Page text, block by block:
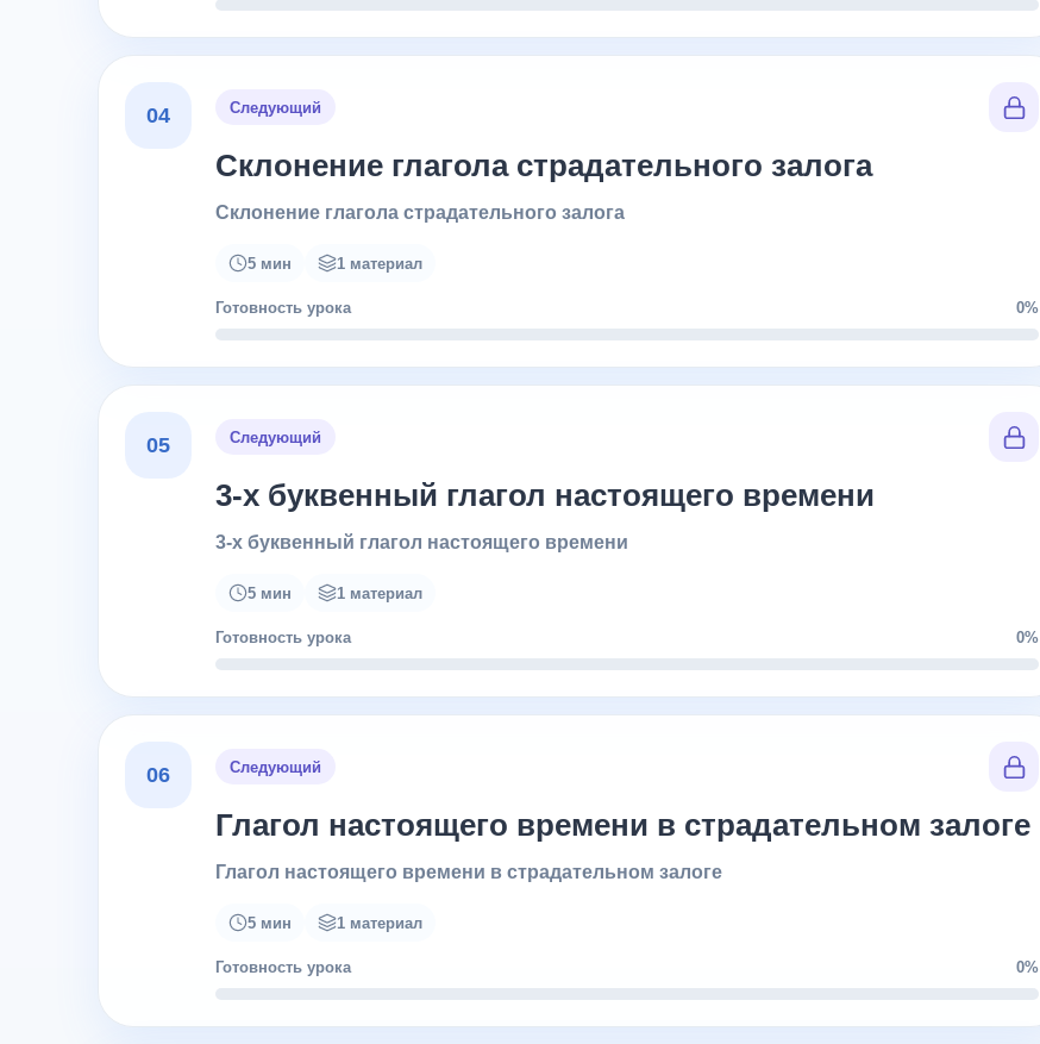
04 Следующий
Склонение глагола страдательного залога
Склонение глагола страдательного залога
5 мин 1 материал
Готовность урока 0%
05 Следующий
3-х буквенный глагол настоящего времени
3-х буквенный глагол настоящего времени
5 мин 1 материал
Готовность урока 0%
06 Следующий
Глагол настоящего времени в страдательном залоге
Глагол настоящего времени в страдательном залоге
5 мин 1 материал
Готовность урока 0%